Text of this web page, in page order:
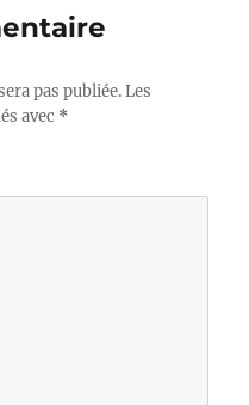
pas publiée.Les
avec *